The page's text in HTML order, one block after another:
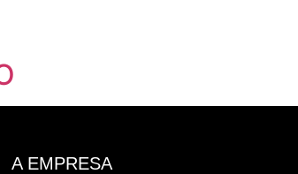
A EMPRESA